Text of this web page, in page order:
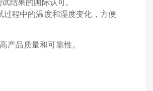
结果的国际认可。
程中的温度和湿度变化，方便
产品质量和可靠性。